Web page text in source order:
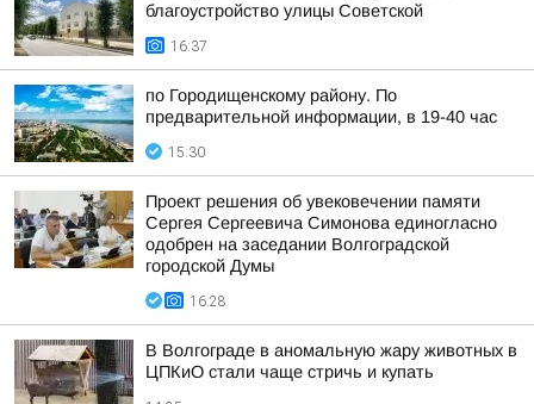
благоустройство улицы Советской
16:37
по Городищенскому району. По
предварительной информации, в 19-40 час
15:30
Проект решения об увековечении памяти
Сергея Сергеевича Симонова единогласно
одобрен на заседании Волгоградской
городской Думы
16:28
В Волгограде в аномальную жару животных в
ЦПКиО стали чаще стричь и купать